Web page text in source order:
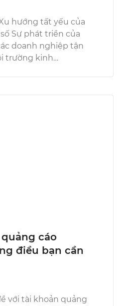
hướng tất yếu của
Sự phát triển của
doanh nghiệp tận
trường kinh…
cáo
điều bạn cần
với tài khoản quảng